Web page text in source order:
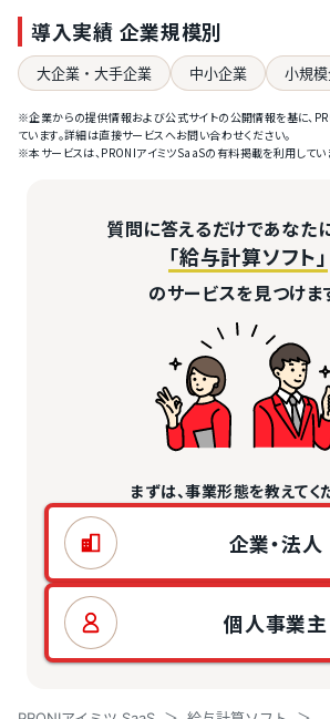
導入実績 企業規模別
大企業・大手企業 中小企業 小規
※企業からの提供情報および公式サイトの公開情報を基に、
ています。詳細は直接サービスへお問い合わせください。
※本サービスは、PRONIアイミツSaaSの有料掲載を利用してい
質問に答えるだけであなた
「給与計算ソフト」
のサービスを見つけま
まずは、事業形態を教えてく
企業・法人
個人事業主